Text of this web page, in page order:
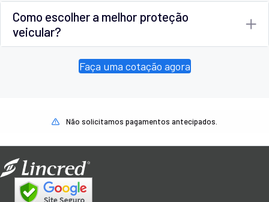
Como escolher a melhor proteção
veicular?
Faça uma cotação agora
Não solicitamos pagamentos antecipados.